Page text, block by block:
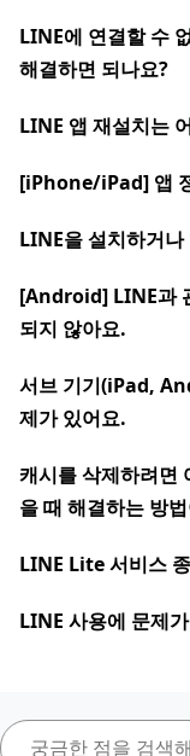
LINE에 연결할 수
해결하면 되나요?
LINE 앱 재설치는
[iPhone/iPad] 앱
LINE을 설치하거
[Android] LINE과
되지 않아요.
서브 기기(iPad,
제가 있어요.
캐시를 삭제하려면
을 때 해결하는 방
LINE Lite 서비스
LINE 사용에 문제